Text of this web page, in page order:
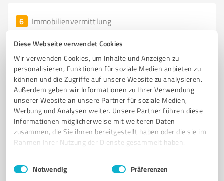
Diese Webseite verwendet Cookies
Wir verwenden Cookies, um Inhalte und Anzeigen zu
personalisieren, Funktionen für soziale Medien anbieten zu
können und die Zugriffe auf unsere Website zu analysieren.
Außerdem geben wir Informationen zu Ihrer Verwendung
unserer Website an unsere Partner für soziale Medien,
Werbung und Analysen weiter. Unsere Partner führen diese
Informationen möglicherweise mit weiteren Daten
zusammen, die Sie ihnen bereitgestellt haben oder die sie im
Rahmen Ihrer Nutzung der Dienste gesammelt haben.
Impressum Datenschutzbestimmungen
Einwilligungsauswahl
Notwendig Präferenzen
6 Immobilienvermittlung
durch Rheingauer Volksbank Im
IMMOBILIENMAKLER GEISENHEIM IMMOBILIENVERKAUF
EIGENTUMSWOHNUNGEN GEWERBEIMMOBILIEN
WERTERMITTLUNG MARKTWERT KUNDENBERATUNG
IMMOBILIENANGEBOTE IMMOBILIENVERMITTLUNG
KUNDENZUFRIEDENHEIT
info@rvbi.de